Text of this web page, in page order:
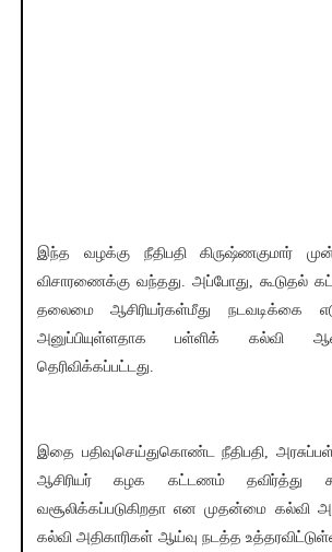
இந்த வழக்கு நீதிபதி கிருஷ்ணகுமார்
விசாரணைக்கு வந்தது. அப்போது, கூடுதல்
தலைமை ஆசிரியர்கள்மீது நடவடிக்கை
அனுப்பியுள்ளதாக பள்ளிக் கல்வி
தெரிவிக்கப்பட்டது.
இதை பதிவுசெய்துகொண்ட நீதிபதி,
ஆசிரியர் கழக கட்டணம் தவிர்த்து
வசூலிக்கப்படுகிறதா என முதன்மை கல்வி
கல்வி அதிகாரிகள் ஆய்வு நடத்த